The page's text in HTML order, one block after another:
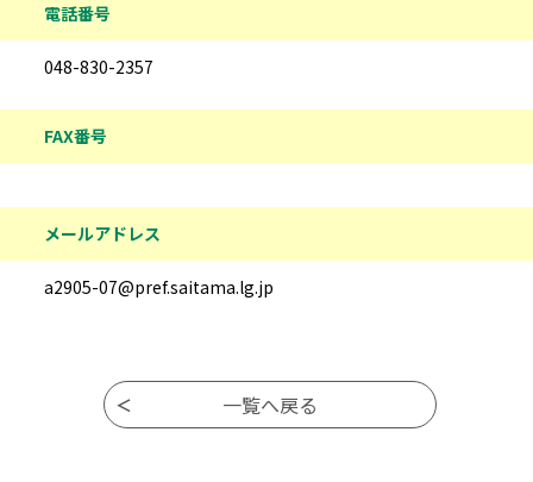
電話番号
048-830-2357
FAX番号
メールアドレス
a2905-07@pref.saitama.lg.jp